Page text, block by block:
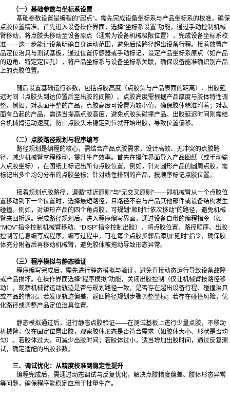
（一）基础参数与坐标系设置
基础参数设置是编程的“起点”，需先完成设备坐标系与产品坐标系的校准，确保
点胶位置精准。首先进入设备操作界面，选择“坐标系设置”功能，通过手动控制机械
臂移动，将点胶头移动至设备原点（通常为设备机械极限位置），完成设备坐标系校
准——这一步能让设备明确自身运动范围，避免后续路径超出设备行程。接着放置产
品定位治具与测试基板，通过位置传感器或手动标记，设定产品坐标系原点（如产品
的边角、特定定位孔），将产品坐标系与设备坐标系关联，确保设备能准确识别产品
上的点胶位置。
随后设置基础运行参数，包括点胶高度（点胶头与产品表面的距离）、出胶延
迟时间（点胶头到达位置后至出胶的间隔）。点胶高度需根据产品厚度与胶体特性调
整，例如，对表面平整的产品，点胶高度可设置为较小值，确保胶体精准附着；对表
面有凸起的产品，需适当提高点胶高度，避免点胶头碰撞产品。出胶延迟时间则需结
合机械臂运动速度，防止点胶头未稳定到位就开始出胶，导致位置偏移。
（二）点胶路径规划与程序编写
路径规划是编程的核心，需结合产品点胶需求，设计高效、无冲突的点胶路
径，减少机械臂空程移动，提升生产效率。首先在操作界面导入产品图纸（或手动输
入点胶坐标），在图纸上标记出所有点胶位置，例如，针对圆形产品的圆周点胶，需
标记出多个均匀分布的点胶坐标；针对线性排列的产品，按顺序标记点胶位置。
接着规划点胶路径，遵循“就近原则”与“无交叉原则”——即机械臂从一个点胶位
置移动到下一个位置时，选择最短路径，且路径不会与产品其他部件或设备结构发生
碰撞。例如，对矩形产品的四个角点胶，可规划“顺时针依次移动”的路径，避免机械
臂来回折返。完成路径规划后，进入程序编写界面，通过设备自带的编程指令（如
“MOV”指令控制机械臂移动、“DISP”指令控制出胶），将点胶位置、路径顺序、出胶
控制等信息编写成程序。编写过程中，可在每个点胶步骤后添加“延时”指令，确保胶
体充分附着后再移动机械臂，避免胶体被拖动导致形态异常。
（三）程序模拟与静态验证
程序编写完成后，需先进行静态模拟与验证，避免直接动态运行导致设备故障
或产品损坏。在操作界面选择“程序模拟”功能，关闭出胶控制（仅让机械臂按路径移
动），观察机械臂运动轨迹是否与规划路径一致，是否存在超出设备行程、碰撞治具
或产品的情况。若发现轨迹偏差，返回路径规划步骤调整坐标；若存在碰撞风险，优
化路径或调整产品定位治具位置。
静态模拟通过后，进行静态点胶验证——在测试基板上进行少量点胶，不移动
机械臂，仅在固定位置出胶，观察胶体形态是否符合需求（如胶体大小、形状是否均
匀）。若胶体过大，可减少出胶时间；若胶体过小，适当增加出胶时间，通过反复测
试，确定适配的出胶参数。
三、调试优化：从精度校准到稳定性提升
编程完成后，需通过动态调试与反复优化，解决点胶精度偏差、胶体形态异常
等问题，确保程序能稳定应用于批量生产。